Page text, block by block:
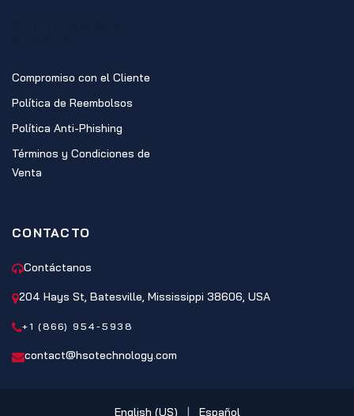
Compromiso con el Cliente
Política de Reembolsos
Política Anti-Phishing
Términos y Condiciones de
Venta
CONTACTO
Contáctanos
204 Hays St, Batesville, Mississippi 38606, USA
+1 (866) 954-5938
contact@hsotechnology.com
English (US) | Español